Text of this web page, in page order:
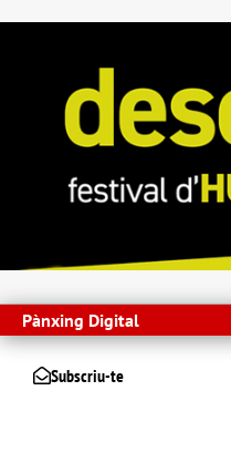
Pànxing Digital
Subscriu-te